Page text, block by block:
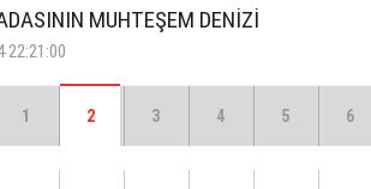
MUHTEŞEM DENİZİ
22:21:00
1 2 3 4 5 6